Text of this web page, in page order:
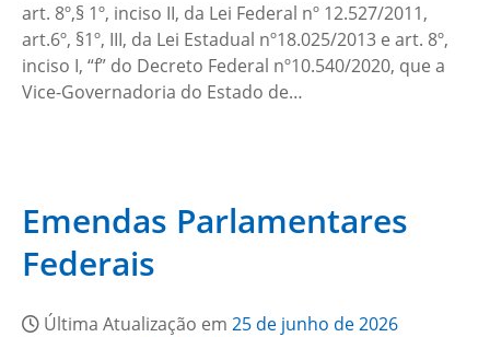
art. 8º,§ 1º, inciso II, da Lei Federal nº 12.527/2011,
art.6º, §1º, III, da Lei Estadual nº18.025/2013 e art. 8º,
inciso I, “f” do Decreto Federal nº10.540/2020, que a
Vice-Governadoria do Estado de…
Emendas Parlamentares
Federais
Última Atualização em 25 de junho de 2026